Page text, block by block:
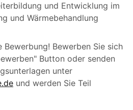
und Entwicklung im
und Wärmebehandlung
Bewerbung! Bewerben Sie sich
Button oder senden
unter
und werden Sie Teil